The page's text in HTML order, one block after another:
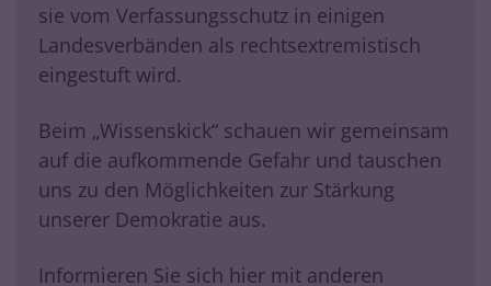
sie vom Verfassungsschutz in einigen
Landesverbänden als rechtsextremistisch
eingestuft wird.
Beim „Wissenskick“ schauen wir gemeinsam
auf die aufkommende Gefahr und tauschen
uns zu den Möglichkeiten zur Stärkung
unserer Demokratie aus.
Informieren Sie sich hier mit anderen